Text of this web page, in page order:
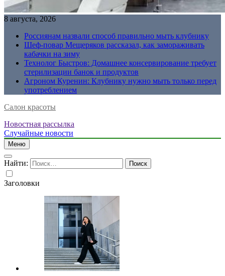
8 августа, 2026
Россиянам назвали способ правильно мыть клубнику
Шеф-повар Мещеряков рассказал, как замораживать
кабачки на зиму
Технолог Быстров: Домашнее консервирование требует
стерилизации банок и продуктов
Агроном Куренин: Клубнику нужно мыть только перед
употреблением
Салон красоты
Новостная рассылка
Случайные новости
Меню
Найти:
Заголовки